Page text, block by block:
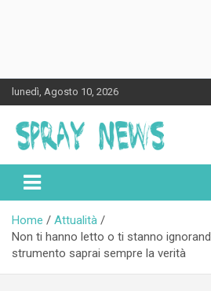
Skip
to
content
lunedì, Agosto 10, 2026
Spraynews.it
Home
Attualità
Non ti hanno letto o ti stanno
strumento saprai sempre la verità